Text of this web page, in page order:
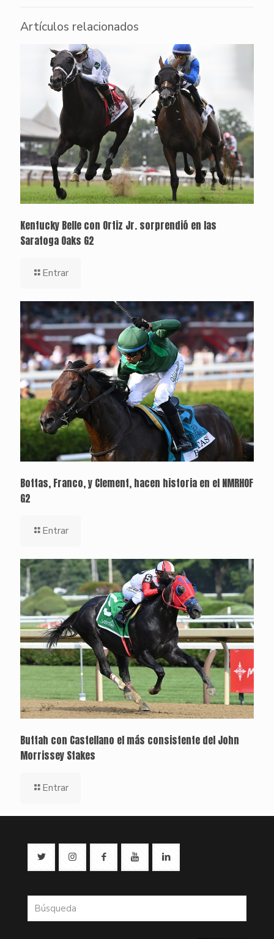
Artículos relacionados
Kentucky Belle con Ortiz Jr. sorprendió en las
Saratoga Oaks G2
Entrar
Bottas, Franco, y Clement, hacen historia en el NMRHOF
G2
Entrar
Buttah con Castellano el más consistente del John
Morrissey Stakes
Entrar